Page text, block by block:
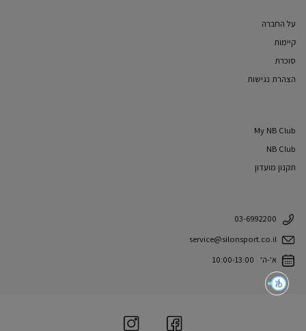
על החברה
קיימות
סוכרת
הצהרת נגישות
My NB Club
NB Club
תקנון מועדון
03-6992200
service@silonsport.co.il
א'-ה' 10:00-13:00